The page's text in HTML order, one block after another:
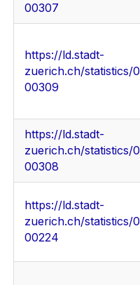
00307
https://ld.stadt-
zuerich.ch/statistics/0
00309
https://ld.stadt-
zuerich.ch/statistics/0
00308
https://ld.stadt-
zuerich.ch/statistics/0
00224